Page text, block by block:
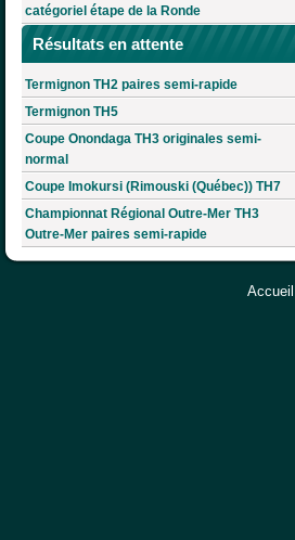
catégoriel étape de la Ronde
Résultats en attente
Termignon TH2 paires semi-rapide
Termignon TH5
Coupe Onondaga TH3 originales semi-
normal
Coupe Imokursi (Rimouski (Québec)) TH7
Championnat Régional Outre-Mer TH3
Outre-Mer paires semi-rapide
Accueil